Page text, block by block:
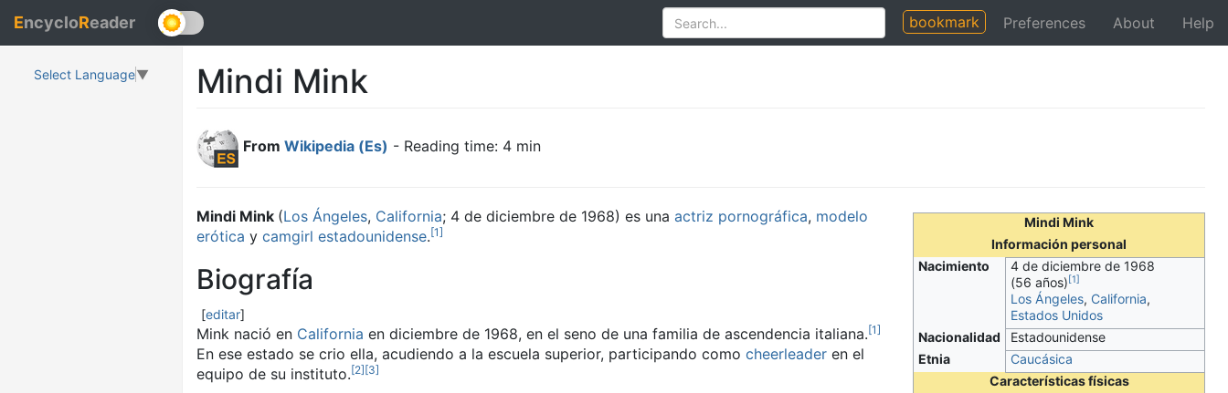
EncycloReader bookmark Preferences About Help
Select Language▼ Mindi Mink
From Wikipedia (Es) - Reading time: 4 min
Mindi Mink
Información personal
Nacimiento
4 de diciembre de 1968
(56 años)[1]
Los Ángeles, California,
Estados Unidos
Nacionalidad
Estadounidense
Etnia
Caucásica
Características físicas
Mindi Mink (Los Ángeles, California; 4 de diciembre de 1968) es una actriz pornográfica, modelo
erótica y camgirl estadounidense.[1]
Biografía
[editar]
Mink nació en California en diciembre de 1968, en el seno de una familia de ascendencia italiana.[1]
En ese estado se crio ella, acudiendo a la escuela superior, participando como cheerleader en el
equipo de su instituto.[2][3]